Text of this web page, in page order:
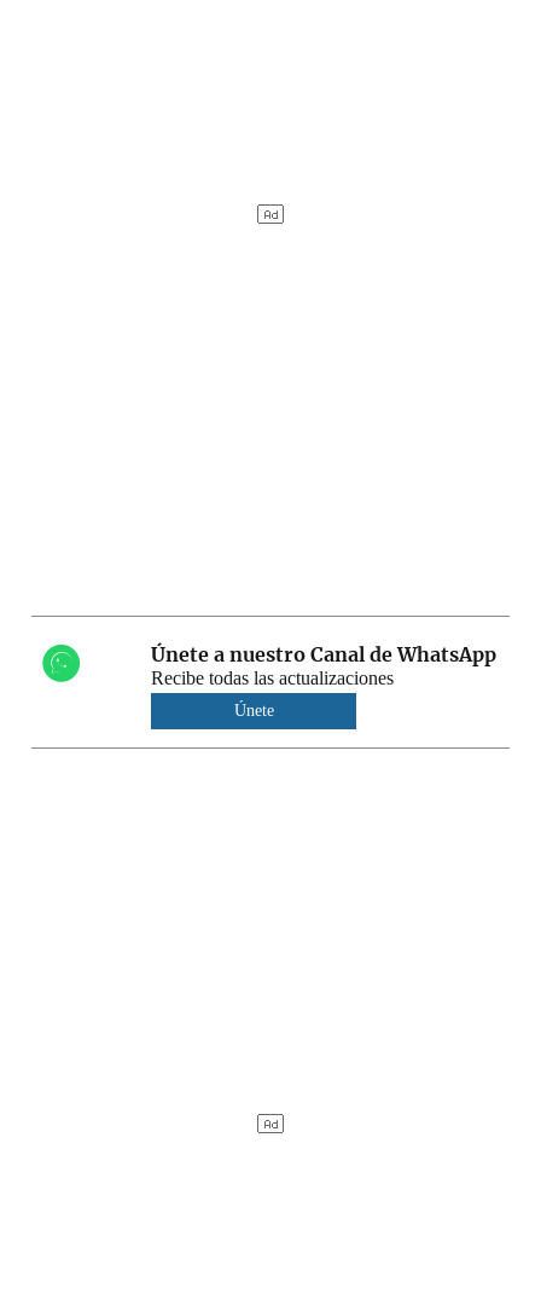
Únete a nuestro Canal de WhatsApp
Recibe todas las actualizaciones
Únete